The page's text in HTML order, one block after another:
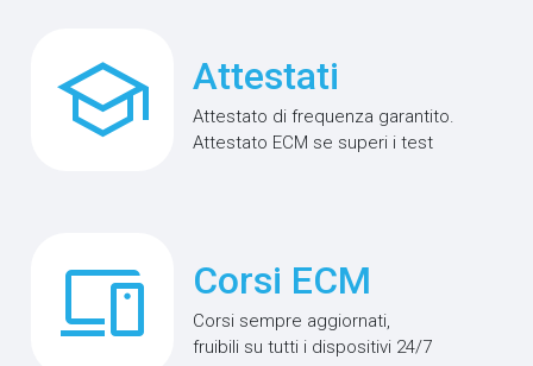
school Attestati
Attestato di frequenza garantito.
Attestato ECM se superi i test
phonelink Corsi ECM
Corsi sempre aggiornati,
fruibili su tutti i dispositivi 24/7